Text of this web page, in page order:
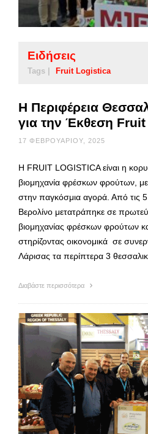
Ειδήσεις
Tags | Fruit Logistica
Η Περιφέρεια
για την Έκθεση
17 ΦΕΒΡΟΥΑΡΊΟΥ, 2025
Η FRUIT LOGISTICA είναι η
βιομηχανία φρέσκων φρούτων,
στην παγκόσμια αγορά. Από τις
Βερολίνο μετατράπηκε σε
βιομηχανίας φρέσκων φρούτων
στηρίζοντας οικονομικά σε
Λάρισας τα περίπτερα 3
Διαβάστε περισσότερα